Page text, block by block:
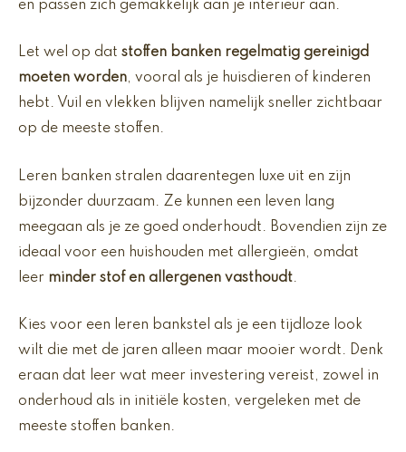
en passen zich gemakkelijk aan je interieur aan.
Let wel op dat stoffen banken regelmatig gereinigd
moeten worden, vooral als je huisdieren of kinderen
hebt. Vuil en vlekken blijven namelijk sneller zichtbaar
op de meeste stoffen.
Leren banken stralen daarentegen luxe uit en zijn
bijzonder duurzaam. Ze kunnen een leven lang
meegaan als je ze goed onderhoudt. Bovendien zijn ze
ideaal voor een huishouden met allergieën, omdat
leer minder stof en allergenen vasthoudt.
Kies voor een leren bankstel als je een tijdloze look
wilt die met de jaren alleen maar mooier wordt. Denk
eraan dat leer wat meer investering vereist, zowel in
onderhoud als in initiële kosten, vergeleken met de
meeste stoffen banken.